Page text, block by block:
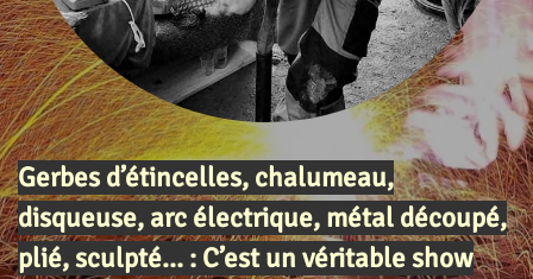
Gerbes d’étincelles, chalumeau,
disqueuse, arc électrique, métal découpé,
plié, sculpté… : C’est un véritable show